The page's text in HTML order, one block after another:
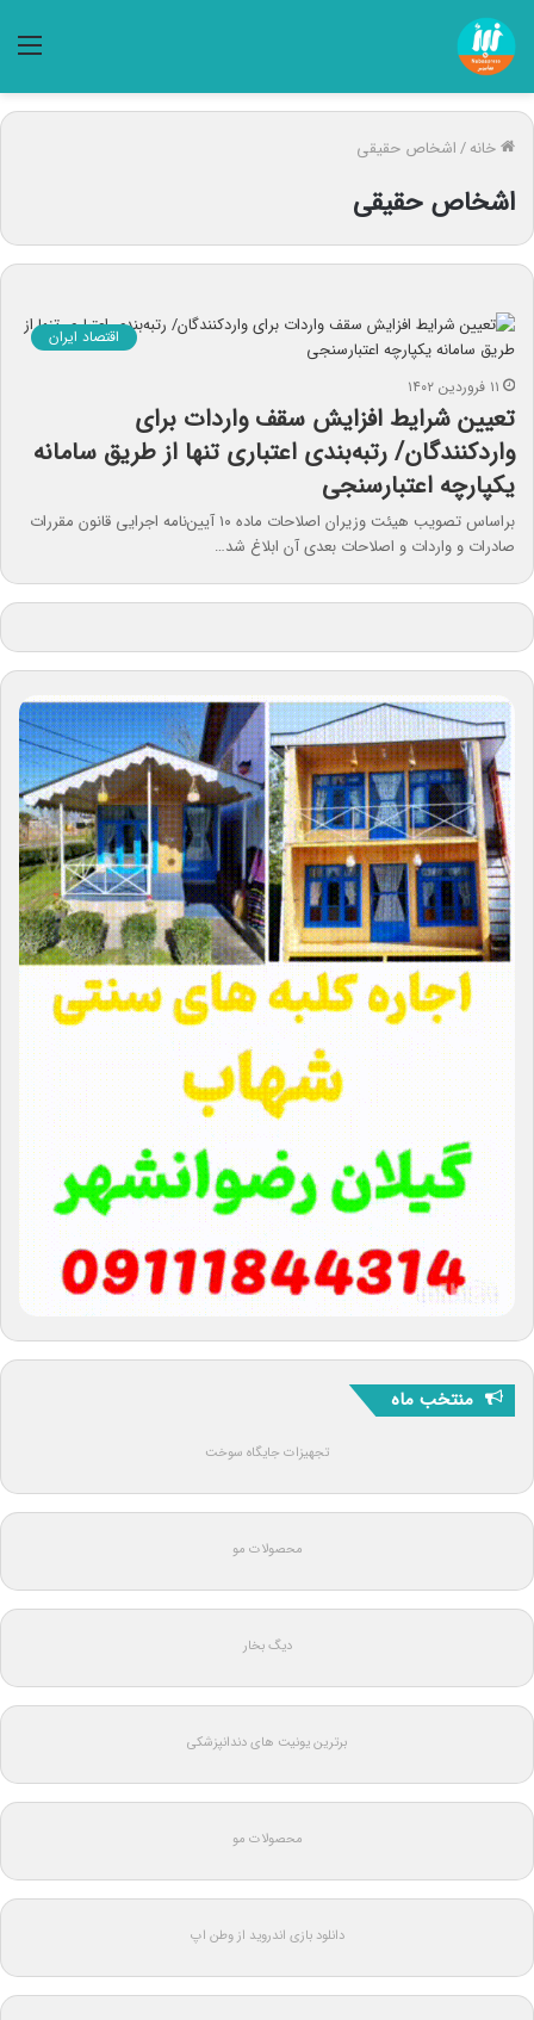
خانه/اشخاص حقیقی
اشخاص حقیقی
اقتصاد ایران
۱۱ فروردین ۱۴۰۲
تعیین شرایط افزایش سقف واردات برای
واردکنندگان/ رتبه‌بندی اعتباری تنها از طریق سامانه
یکپارچه اعتبارسنجی
براساس تصویب هیئت وزیران اصلاحات ماده ۱۰ آیین‌نامه اجرایی قانون مقررات
صادرات و واردات و اصلاحات بعدی آن ابلاغ شد…
منتخب ماه
تجهیزات جایگاه سوخت
محصولات مو
دیگ بخار
برترین یونیت های دندانپزشکی
محصولات مو
دانلود بازی اندروید از وطن اپ